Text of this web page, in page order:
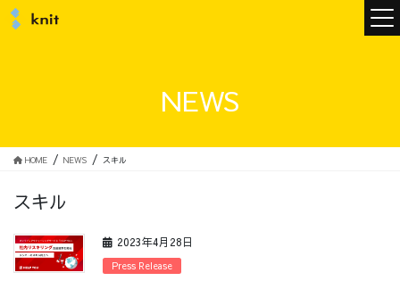
NEWS
HOME NEWS スキル
スキル
2023年4月28日
Press Release